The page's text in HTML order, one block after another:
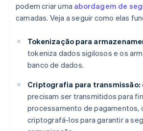
podem criar uma abordagem de
camadas. Veja a seguir como elas
Tokenização para
tokeniza dados sigilosos e os
banco de dados.
Criptografia para transmissão:
precisam ser transmitidos para
processamento de pagamentos,
criptografá-los para garantir a